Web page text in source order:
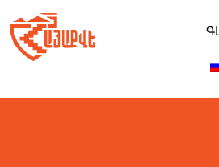
to
content